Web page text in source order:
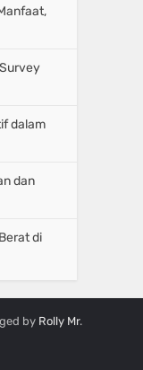
dalam
dan
di
by Rolly Mr.